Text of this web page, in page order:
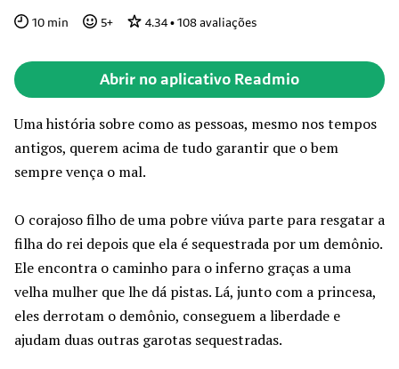
10 min 5+ 4.34• 108 avaliações
Abrir no aplicativo Readmio
Uma história sobre como as pessoas, mesmo nos tempos
antigos, querem acima de tudo garantir que o bem
sempre vença o mal.
O corajoso filho de uma pobre viúva parte para resgatar a
filha do rei depois que ela é sequestrada por um demônio.
Ele encontra o caminho para o inferno graças a uma
velha mulher que lhe dá pistas. Lá, junto com a princesa,
eles derrotam o demônio, conseguem a liberdade e
ajudam duas outras garotas sequestradas.